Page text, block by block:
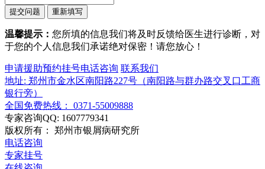
温馨提示： 您所填的信息我们将及时反馈给医生进行诊断，对
于您的个人信息我们承诺绝对保密！请您放心！
申请援助预约挂号电话咨询 联系我们
地址: 郑州市金水区南阳路227号（南阳路与群办路交叉口工商
银行旁）
全国免费热线： 0371-55009888
专家咨询QQ: 1607779341
版权所有： 郑州市银屑病研究所
电话咨询
专家挂号